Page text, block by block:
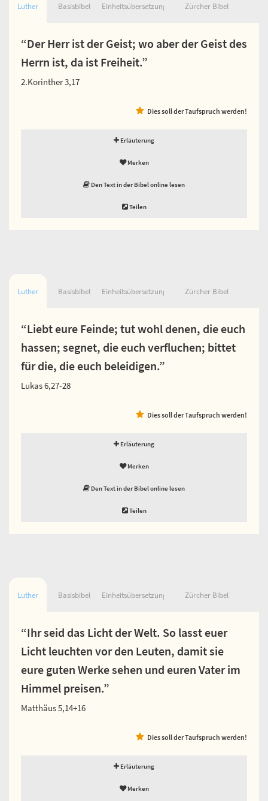
Luther Basisbibel Einheitsübersetzung Zürcher Bibel
“Der Herr ist der Geist; wo aber der Geist des
Herrn ist, da ist Freiheit.”
2.Korinther 3,17
Dies soll der Taufspruch werden!
Erläuterung
Merken
Den Text in der Bibel online lesen
Teilen
Luther Basisbibel Einheitsübersetzung Zürcher Bibel
“Liebt eure Feinde; tut wohl denen, die euch
hassen; segnet, die euch verfluchen; bittet
für die, die euch beleidigen.”
Lukas 6,27-28
Dies soll der Taufspruch werden!
Erläuterung
Merken
Den Text in der Bibel online lesen
Teilen
Luther Basisbibel Einheitsübersetzung Zürcher Bibel
“Ihr seid das Licht der Welt. So lasst euer
Licht leuchten vor den Leuten, damit sie
eure guten Werke sehen und euren Vater im
Himmel preisen.”
Matthäus 5,14+16
Dies soll der Taufspruch werden!
Erläuterung
Merken